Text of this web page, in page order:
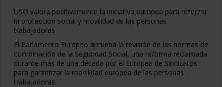
USO valora positivamente la iniciativa europea para reforzar
la protección social y movilidad de las personas
trabajadoras
El Parlamento Europeo aprueba la revisión de las normas de
coordinación de la Seguridad Social, una reforma reclamada
durante más de una década por el Europea de Sindicatos
para garantizar la movilidad europea de las personas
trabajadoras.